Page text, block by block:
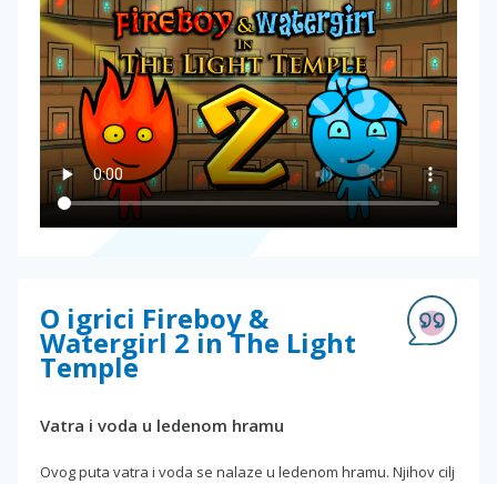
O igrici Fireboy &
Watergirl 2 in The Light
Temple
Vatra i voda u ledenom hramu
Ovog puta vatra i voda se nalaze u ledenom hramu. Njihov cilj